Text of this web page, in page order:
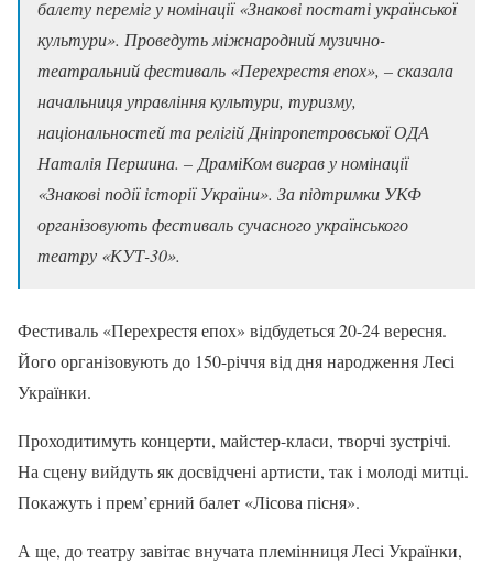
балету переміг у номінації «Знакові постаті української
культури». Проведуть міжнародний музично-
театральний фестиваль «Перехрестя епох», – сказала
начальниця управління культури, туризму,
національностей та релігій Дніпропетровської ОДА
Наталія Першина. –ДраміКом виграв у номінації
«Знакові події історії України». За підтримки УКФ
організовують фестиваль сучасного українського
театру «КУТ-30».
Фестиваль «Перехрестя епох» відбудеться 20-24 вересня.
Його організовують до 150-річчя від дня народження Лесі
Українки.
Проходитимуть концерти, майстер-класи, творчі зустрічі.
На сцену вийдуть як досвідчені артисти, так і молоді митці.
Покажуть і прем’єрний балет «Лісова пісня».
А ще, до театру завітає внучата племінниця Лесі Українки,